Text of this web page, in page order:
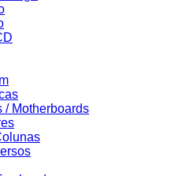
/ Motherboards